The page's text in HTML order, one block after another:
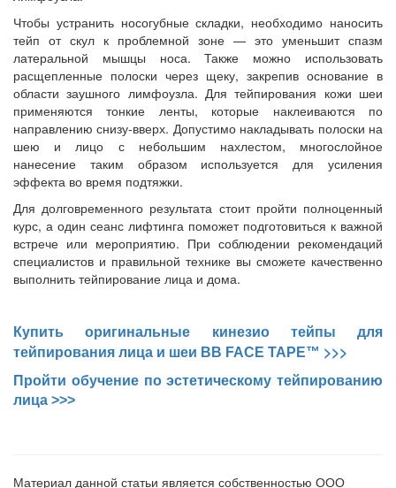
Чтобы устранить носогубные складки, необходимо наносить
тейп от скул к проблемной зоне — это уменьшит спазм
латеральной мышцы носа. Также можно использовать
расщепленные полоски через щеку, закрепив основание в
области заушного лимфоузла. Для тейпирования кожи шеи
применяются тонкие ленты, которые наклеиваются по
направлению снизу-вверх. Допустимо накладывать полоски на
шею и лицо с небольшим нахлестом, многослойное
нанесение таким образом используется для усиления
эффекта во время подтяжки.
Для долговременного результата стоит пройти полноценный
курс, а один сеанс лифтинга поможет подготовиться к важной
встрече или мероприятию. При соблюдении рекомендаций
специалистов и правильной технике вы сможете качественно
выполнить тейпирование лица и дома.
Купить оригинальные кинезио тейпы для
тейпирования лица и шеи BB FACE TAPE™ >>>
Пройти обучение по эстетическому тейпированию
лица >>>
Материал данной статьи является собственностью ООО